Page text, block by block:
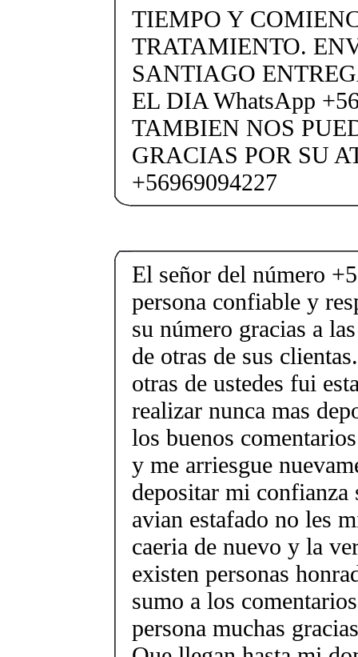
TIEMPO Y
TRATAMIENTO.
SANTIAGO
EL DIA WhatsApp
TAMBIEN NOS
GRACIAS POR SU
+56969094227
El señor del número
persona confiable y
su número gracias a
de otras de sus
otras de ustedes fui
realizar nunca mas
los buenos
y me arriesgue
depositar mi confianza
avian estafado no les
caeria de nuevo y la
existen personas
sumo a los
persona muchas